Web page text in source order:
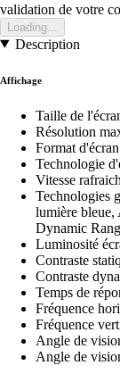
validation de votre
Loading...
Description
Affichage
Taille de
Résolution
Format
Technologie
Vitesse
Technologies
lumière
Dynamic
Luminosité
Contraste
Contraste
Temps de
Fréquence
Fréquence
Angle de
Angle de